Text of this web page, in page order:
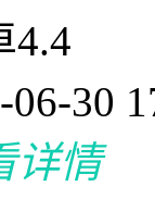
4.4
30
详情